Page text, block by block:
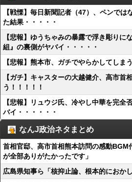
【戦慄】毎日新聞記者（47）、ペンでは
た結果・・・・・
【悲報】ゆうちゃみの暴露で浮き彫りに
組』の裏側がヤバイ・・・・・
【悲報】熊本市、ガチでやらかしてしま
【ガチ】キャスターの大越健介、高市首
う！！！！！
【悲報】リュウジ氏、冷やし中華を完全
バイ・・・・・・
なんJ政治ネタまとめ
首相官邸、高市首相熊本訪問の感動BGM
が全部ありがたかったです」
広島県知事ら「核抑止論、根本的におかし